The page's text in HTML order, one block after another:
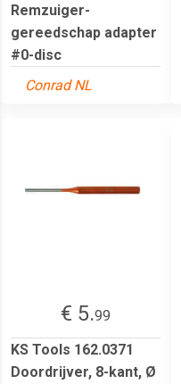
Remzuiger-
gereedschap adapter
#0-disc
Conrad NL
€ 5.99
KS Tools 162.0371
Doordrijver, 8-kant, Ø